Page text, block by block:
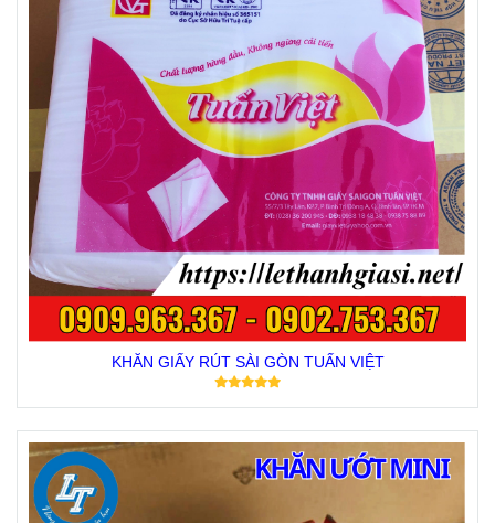
KHĂN GIẤY RÚT SÀI GÒN TUẤN VIỆT